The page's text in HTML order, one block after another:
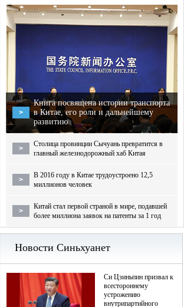
>
Книга посвящена истории транспорта
в Китае, его роли и дальнейшему
развитию
>
Столица провинции Сычуань превратится в
главный железнодорожный хаб Китая
>
В 2016 году в Китае трудоустроено 12,5
миллионов человек
>
Китай стал первой страной в мире, подавшей
более миллиона заявок на патенты за 1 год